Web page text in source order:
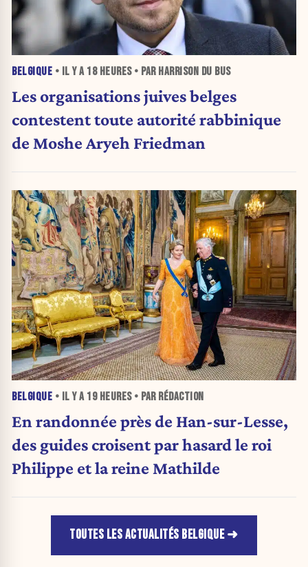
BELGIQUE • IL Y A 18 HEURES• PAR HARRISON DU BUS
Les organisations juives belges
contestent toute autorité rabbinique
de Moshe Aryeh Friedman
BELGIQUE • IL Y A 19 HEURES• PAR RÉDACTION
En randonnée près de Han-sur-Lesse,
des guides croisent par hasard le roi
Philippe et la reine Mathilde
TOUTES LES ACTUALITÉS BELGIQUE